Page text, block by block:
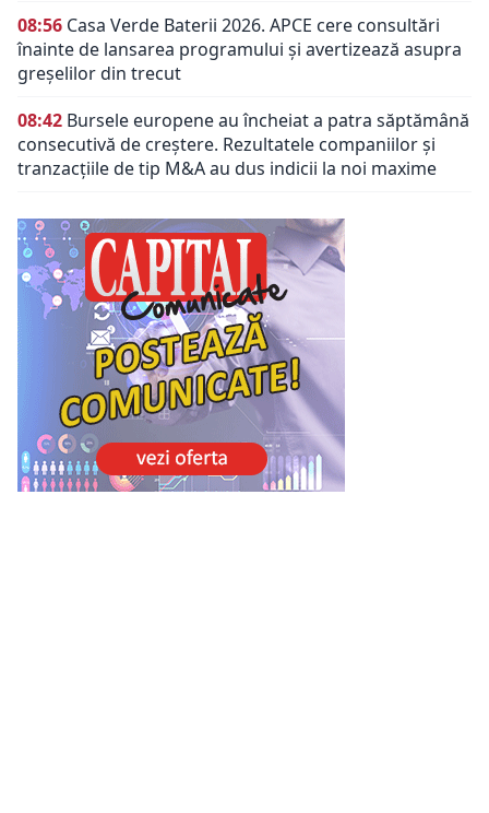
08:56 Casa Verde Baterii 2026. APCE cere consultări
înainte de lansarea programului și avertizează asupra
greșelilor din trecut
08:42 Bursele europene au încheiat a patra săptămână
consecutivă de creștere. Rezultatele companiilor și
tranzacțiile de tip M&A au dus indicii la noi maxime